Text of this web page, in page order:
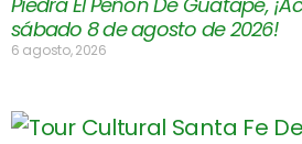
sábado 8 de agosto de 2026!
6 agosto, 2026